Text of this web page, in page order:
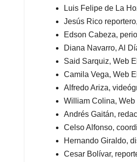
Luis Felipe de La
Jesús Rico
Edson Cabeza,
Diana Navarro, Al
Said Sarquiz, Web
Camila Vega, Web
Alfredo Ariza,
William Colina, Web
Andrés Gaitán,
Celso Alfonso,
Hernando Giraldo,
Cesar Bolívar,